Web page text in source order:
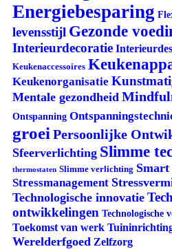
Energiebesparing
levensstijl Gezonde
Interieurdecoratie
Keukenaccessoires
Keukenorganisatie
Mentale gezondheid
Ontspanning
groei Persoonlijke
Sfeerverlichting Slimme
thermostaten Slimme verlichting Smart
Stressmanagement
Technologische innovatie
ontwikkelingen Technologische
Toekomst van werk
Werelderfgoed Zelfzorg